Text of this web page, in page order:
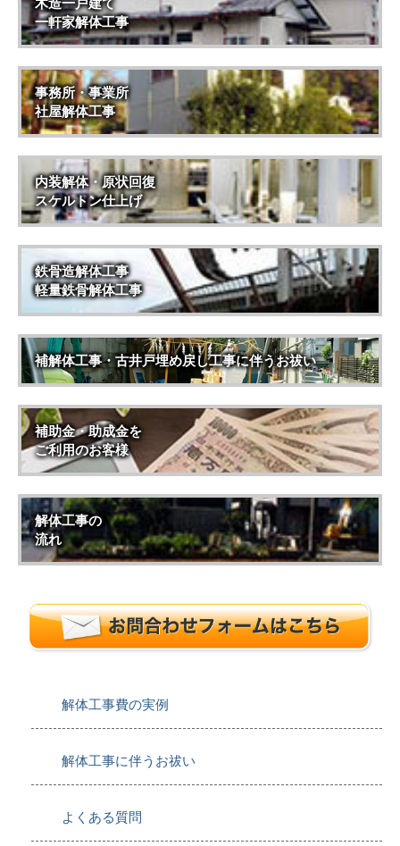
一軒家解体工事
事務所・事業所
社屋解体工事
内装解体・原状回復
スケルトン仕上げ
鉄骨造解体工事
軽量鉄骨解体工事
補解体工事・古井戸埋め戻し工事に伴うお祓い
補助金・助成金を
ご利用のお客様
解体工事の
流れ
解体工事費の実例
解体工事に伴うお祓い
よくある質問